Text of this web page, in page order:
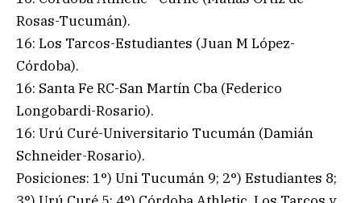
Rosas-Tucumán).
16: Los Tarcos-Estudiantes (Juan M López-
Córdoba).
16: Santa Fe RC-San Martín Cba (Federico
Longobardi-Rosario).
16: Urú Curé-Universitario Tucumán (Damián
Schneider-Rosario).
Posiciones: 1°) Uni Tucumán 9; 2°) Estudiantes 8;